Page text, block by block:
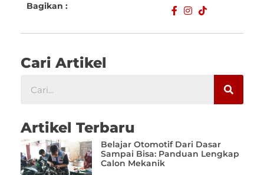
Bagikan :
Cari Artikel
Artikel Terbaru
Belajar Otomotif Dari Dasar
Sampai Bisa: Panduan Lengkap
Calon Mekanik